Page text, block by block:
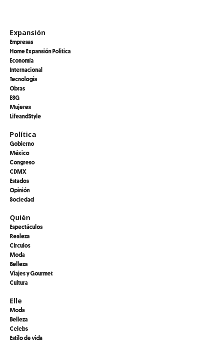
Expansión
Empresas
Home Expansión Politica
Economía
Internacional
Tecnología
Obras
ESG
Mujeres
LifeandStyle
Política
Gobierno
México
Congreso
CDMX
Estados
Opinión
Sociedad
Quién
Espectáculos
Realeza
Círculos
Moda
Belleza
Viajes y Gourmet
Cultura
Elle
Moda
Belleza
Celebs
Estilo de vida